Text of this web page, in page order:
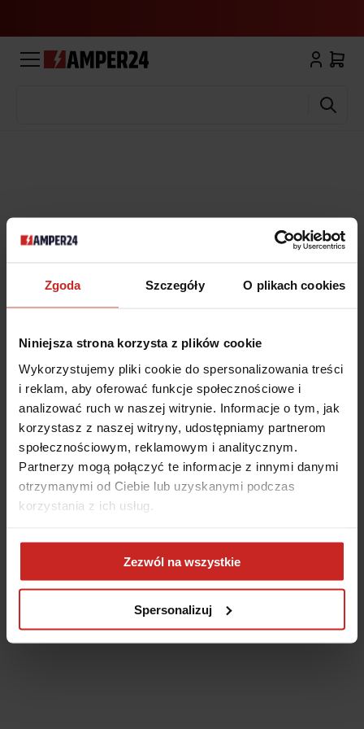
Zgoda Szczegóły O plikach cookies
Niniejsza strona korzysta z plików cookie
Wykorzystujemy pliki cookie do spersonalizowania treści
i reklam, aby oferować funkcje społecznościowe i
analizować ruch w naszej witrynie. Informacje o tym, jak
korzystasz z naszej witryny, udostępniamy partnerom
społecznościowym, reklamowym i analitycznym.
Partnerzy mogą połączyć te informacje z innymi danymi
otrzymanymi od Ciebie lub uzyskanymi podczas
korzystania z ich usług.
Zezwól na wszystkie
Spersonalizuj
browser console for more information)